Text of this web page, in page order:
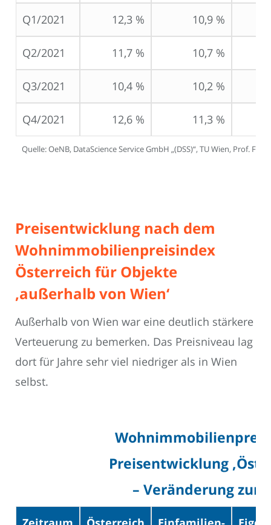
Q1/2021 12,3 % 10,9 %
Q2/2021 11,7 % 10,7 %
Q3/2021 10,4 % 10,2 %
Q4/2021 12,6 % 11,3 %
Quelle: OeNB, DataScience Service GmbH „(DSS)“, TU Wien, Prof.
Preisentwicklung nach dem
Wohnimmobilienpreisindex
Österreich für Objekte
‚außerhalb von Wien‘
Außerhalb von Wien war eine deutlich stärkere
Verteuerung zu bemerken. Das Preisniveau lag
dort für Jahre sehr viel niedriger als in Wien
selbst.
Preisentwicklung
– Veränderung